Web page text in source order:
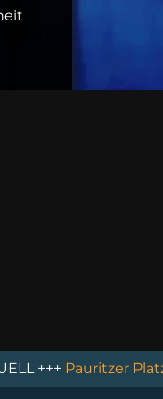
Platz wird